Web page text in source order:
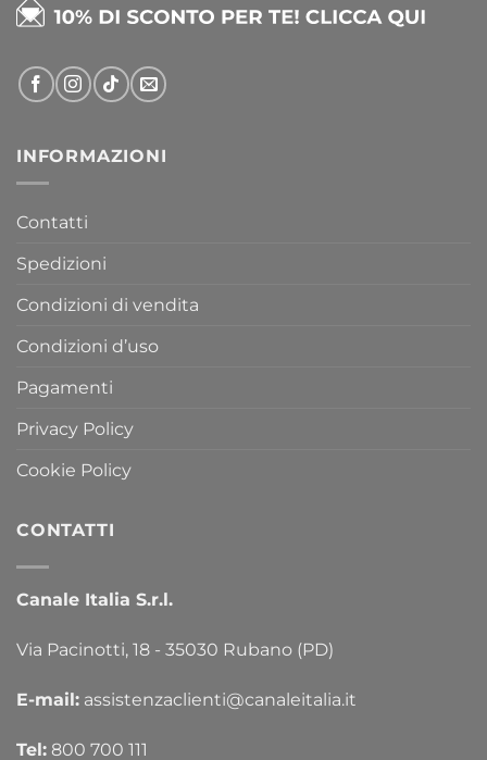
INFORMAZIONI
Contatti
Spedizioni
Condizioni di vendita
Condizioni d’uso
Pagamenti
Privacy Policy
Cookie Policy
CONTATTI
Canale Italia S.r.l.
Via Pacinotti, 18 - 35030 Rubano (PD)
E-mail: assistenzaclienti@canaleitalia.it
Tel: 800 700 111